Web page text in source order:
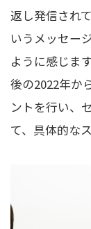
返し発信され
いうメッセー
ように感じます
後の2022年か
ントを行い、
て、具体的な